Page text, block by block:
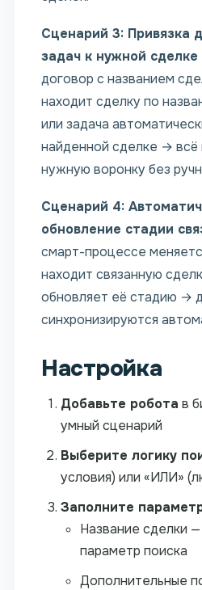
Сценарий 3: Привязка
задач к нужной сделке
договор с названием
находит сделку по
или задача
найденной сделке → всё
нужную воронку без
Сценарий 4:
обновление стадии
смарт-процессе
находит связанную
обновляет её стадию →
синхронизируются
Настройка
Добавьте робота в
умный сценарий
Выберите логику
условия) или «ИЛИ»
Заполните
Название сделки
параметр поиска
Дополнительные